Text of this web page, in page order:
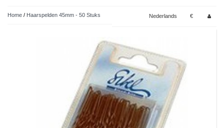
Home / Haarspelden 45mm - 50 Stuks Nederlands €